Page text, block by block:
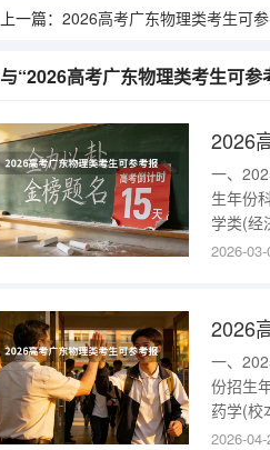
上一篇： 2026高考广东物理类考生可参考报河南工程学
与“2026高考广东物理类考生可
2026
一、
生年份
学类(经
校区
2026-
一、
份招生
药学(校
技术(校
2026-